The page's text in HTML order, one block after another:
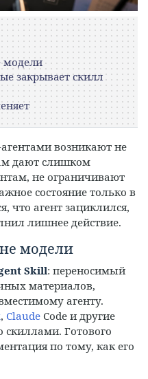
модели
закрывает скилл
возникают не
дают слишком
не ограничивают
состояние только в
что агент зациклился,
лишнее действие.
модели
Skill: переносимый
материалов,
агенту.
, Claude Code и другие
Готового
по тому, как его